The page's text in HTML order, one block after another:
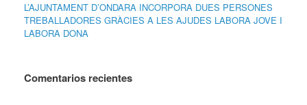
L’AJUNTAMENT D’ONDARA INCORPORA DUES PERSONES
TREBALLADORES GRÀCIES A LES AJUDES LABORA JOVE I
LABORA DONA
Comentarios recientes